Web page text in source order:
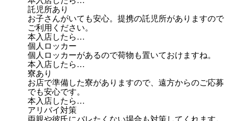
託児所あり
お子さんがいても安心。提携の託児所がありますので
ご利用ください。
本入店したら…
個人ロッカー
個人ロッカーがあるので荷物も置いておけますね。
本入店したら…
寮あり
お店で準備した寮がありますので、遠方からのご応募
でも安心です。
本入店したら…
アリバイ対策
両親や彼氏にバレたくない場合も対策してくれます。